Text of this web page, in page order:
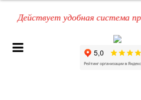
Действует удобная система